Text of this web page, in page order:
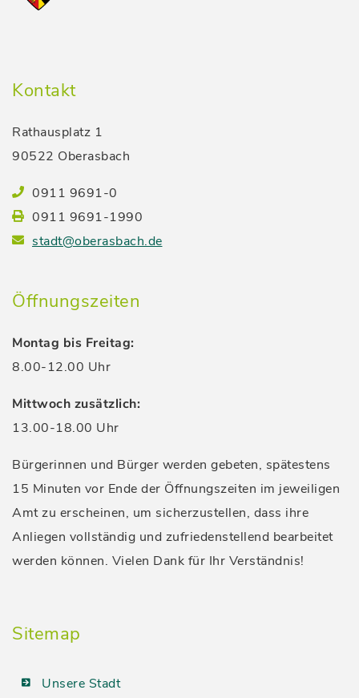
Kontakt
Rathausplatz 1
90522 Oberasbach
0911 9691-0
0911 9691-1990
stadt@oberasbach.de
Öffnungszeiten
Montag bis Freitag:
8.00-12.00 Uhr
Mittwoch zusätzlich:
13.00-18.00 Uhr
Bürgerinnen und Bürger werden gebeten, spätestens
15 Minuten vor Ende der Öffnungszeiten im jeweiligen
Amt zu erscheinen, um sicherzustellen, dass ihre
Anliegen vollständig und zufriedenstellend bearbeitet
werden können. Vielen Dank für Ihr Verständnis!
Sitemap
Unsere Stadt